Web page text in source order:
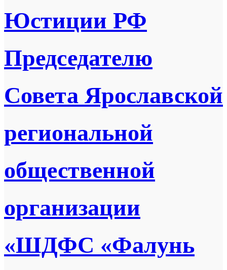
Юстиции РФ
Председателю
Совета Ярославской
региональной
общественной
организации
«ШДФС «Фалунь